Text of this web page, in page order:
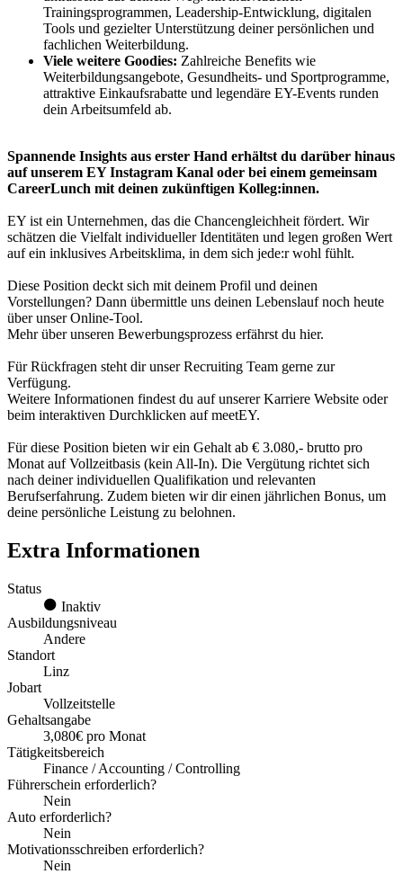
Trainingsprogrammen, Leadership-Entwicklung, digitalen
Tools und gezielter Unterstützung deiner persönlichen und
fachlichen Weiterbildung.
Viele weitere Goodies: Zahlreiche Benefits wie
Weiterbildungsangebote, Gesundheits- und Sportprogramme,
attraktive Einkaufsrabatte und legendäre EY-Events runden
dein Arbeitsumfeld ab.
Spannende Insights aus erster Hand erhältst du darüber hinaus
auf unserem EY Instagram Kanal oder bei einem gemeinsam
CareerLunch mit deinen zukünftigen Kolleg:innen.
EY ist ein Unternehmen, das die Chancengleichheit fördert. Wir
schätzen die Vielfalt individueller Identitäten und legen großen Wert
auf ein inklusives Arbeitsklima, in dem sich jede:r wohl fühlt.
Diese Position deckt sich mit deinem Profil und deinen
Vorstellungen? Dann übermittle uns deinen Lebenslauf noch heute
über unser Online-Tool.
Mehr über unseren Bewerbungsprozess erfährst du hier.
Für Rückfragen steht dir unser Recruiting Team gerne zur
Verfügung.
Weitere Informationen findest du auf unserer Karriere Website oder
beim interaktiven Durchklicken auf meetEY.
Für diese Position bieten wir ein Gehalt ab € 3.080,- brutto pro
Monat auf Vollzeitbasis (kein All-In). Die Vergütung richtet sich
nach deiner individuellen Qualifikation und relevanten
Berufserfahrung. Zudem bieten wir dir einen jährlichen Bonus, um
deine persönliche Leistung zu belohnen.
Extra Informationen
Status
Inaktiv
Ausbildungsniveau
Andere
Standort
Linz
Jobart
Vollzeitstelle
Gehaltsangabe
3,080€ pro Monat
Tätigkeitsbereich
Finance / Accounting / Controlling
Führerschein erforderlich?
Nein
Auto erforderlich?
Nein
Motivationsschreiben erforderlich?
Nein